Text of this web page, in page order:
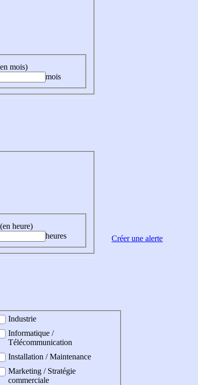
mois)
mois
heure)
heures
Industrie
Informatique /
Télécommunication
Installation / Maintenance
Marketing / Stratégie
commerciale
Créer une alerte